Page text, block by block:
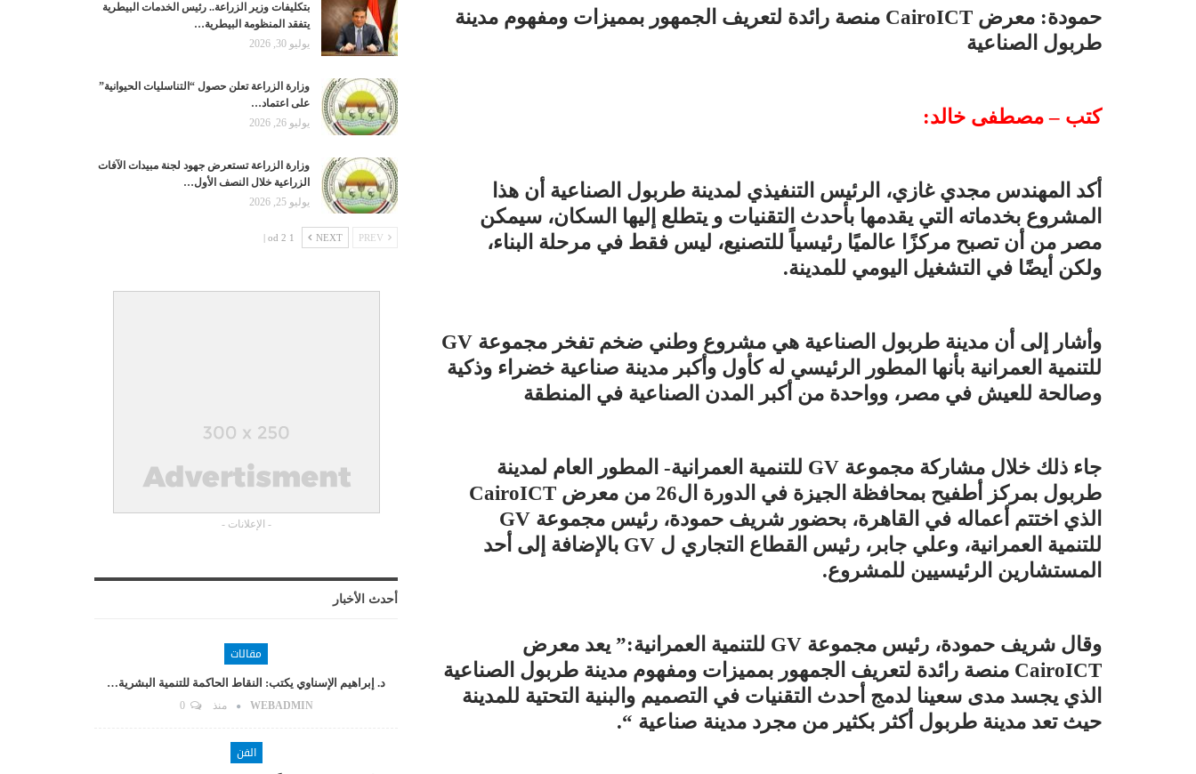
حمودة: معرض CairoICT منصة رائدة لتعريف الجمهور بمميزات ومفهوم مدينة
طربول الصناعية
كتب – مصطفى خالد:
أكد المهندس مجدي غازي، الرئيس التنفيذي لمدينة طربول الصناعية أن هذا
المشروع بخدماته التي يقدمها بأحدث التقنيات و يتطلع إليها السكان، سيمكن
مصر من أن تصبح مركزًا عالميًا رئيسياً للتصنيع، ليس فقط في مرحلة البناء،
ولكن أيضًا في التشغيل اليومي للمدينة.
وأشار إلى أن مدينة طربول الصناعية هي مشروع وطني ضخم تفخر مجموعة GV
للتنمية العمرانية بأنها المطور الرئيسي له كأول وأكبر مدينة صناعية خضراء وذكية
وصالحة للعيش في مصر، وواحدة من أكبر المدن الصناعية في المنطقة
جاء ذلك خلال مشاركة مجموعة GV للتنمية العمرانية- المطور العام لمدينة
طربول بمركز أطفيح بمحافظة الجيزة في الدورة ال26 من معرض CairoICT
الذي اختتم أعماله في القاهرة، بحضور شريف حمودة، رئيس مجموعة GV
للتنمية العمرانية، وعلي جابر، رئيس القطاع التجاري ل GV بالإضافة إلى أحد
المستشارين الرئيسيين للمشروع.
وقال شريف حمودة، رئيس مجموعة GV للتنمية العمرانية:” يعد معرض
CairoICT منصة رائدة لتعريف الجمهور بمميزات ومفهوم مدينة طربول الصناعية
الذي يجسد مدى سعينا لدمج أحدث التقنيات في التصميم والبنية التحتية للمدينة
حيث تعد مدينة طربول أكثر بكثير من مجرد مدينة صناعية “.
بتكليفات وزير الزراعة.. رئيس الخدمات البيطرية
يتفقد المنظومة البيطرية…
يوليو 30, 2026
وزارة الزراعة تعلن حصول “التناسليات الحيوانية”
على اعتماد…
يوليو 26, 2026
وزارة الزراعة تستعرض جهود لجنة مبيدات الآفات
الزراعية خلال النصف الأول…
يوليو 25, 2026
NEXT
1 od 2 |
- الإعلانات -
أحدث الأخبار
مقالات
د. إبراهيم الإسناوي يكتب: النقاط الحاكمة للتنمية البشرية…
WEBADMIN منذ 0
الفن